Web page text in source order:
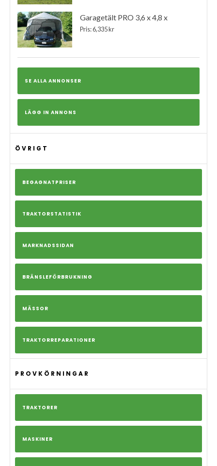
Garagetält PRO 3,6 x 4,8 x
Pris: 6,335 kr
SE ALLA ANNONSER
LÄGG IN ANNONS
ÖVRIGT
BEGAGNATPRISER
TRAKTORSTATISTIK
MARKNADSSIDAN
BRÄNSLEFÖRBRUKNING
MÄSSOR
TRAKTORREPARATIONER
PROVKÖRNINGAR
TRAKTORER
MASKINER